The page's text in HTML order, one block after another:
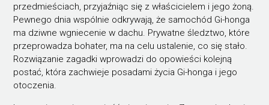
przedmieściach, przyjaźniąc się z właścicielem i jego żoną.
Pewnego dnia wspólnie odkrywają, że samochód Gi-honga
ma dziwne wgniecenie w dachu. Prywatne śledztwo, które
przeprowadza bohater, ma na celu ustalenie, co się stało.
Rozwiązanie zagadki wprowadzi do opowieści kolejną
postać, która zachwieje posadami życia Gi-honga i jego
otoczenia.